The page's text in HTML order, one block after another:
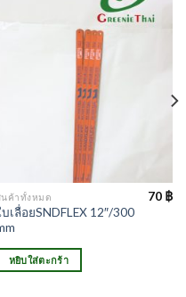
นค้าทั้งหมด
เลื่อยSNDFLEX 12″/300
70 ฿
หยิบใส่ตะกร้า